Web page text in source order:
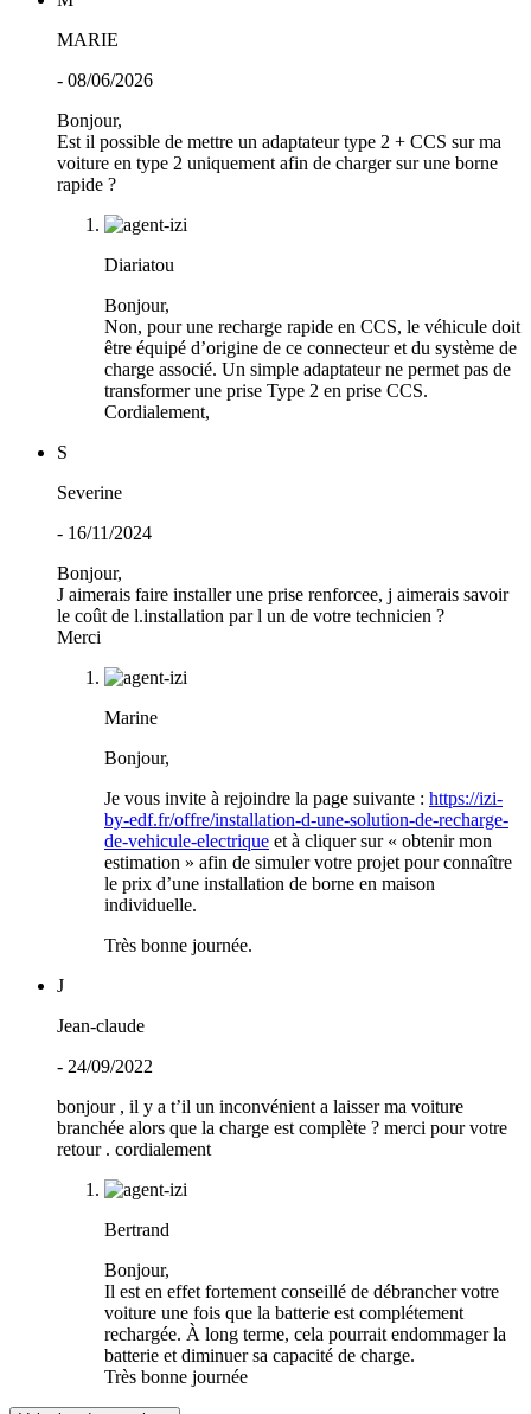
MARIE
- 08/06/2026
Bonjour,
Est il possible de mettre un adaptateur type 2 + CCS sur ma
voiture en type 2 uniquement afin de charger sur une borne
rapide ?
Diariatou
Bonjour,
Non, pour une recharge rapide en CCS, le véhicule doit
être équipé d’origine de ce connecteur et du système de
charge associé. Un simple adaptateur ne permet pas de
transformer une prise Type 2 en prise CCS.
Cordialement,
S
Severine
- 16/11/2024
Bonjour,
J aimerais faire installer une prise renforcee, j aimerais savoir
le coût de l.installation par l un de votre technicien ?
Merci
Marine
Bonjour,
Je vous invite à rejoindre la page suivante : https://izi-
by-edf.fr/offre/installation-d-une-solution-de-recharge-
de-vehicule-electrique et à cliquer sur « obtenir mon
estimation » afin de simuler votre projet pour connaître
le prix d’une installation de borne en maison
individuelle.
Très bonne journée.
J
Jean-claude
- 24/09/2022
bonjour , il y a t’il un inconvénient a laisser ma voiture
branchée alors que la charge est complète ? merci pour votre
retour . cordialement
Bertrand
Bonjour,
Il est en effet fortement conseillé de débrancher votre
voiture une fois que la batterie est complétement
rechargée. À long terme, cela pourrait endommager la
batterie et diminuer sa capacité de charge.
Très bonne journée